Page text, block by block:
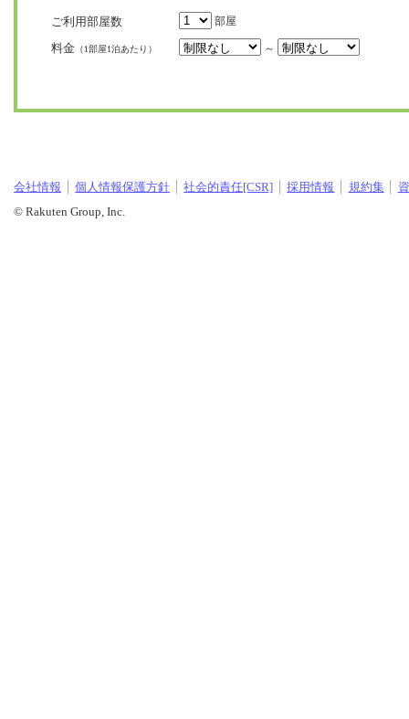
ご利用部屋数 部屋
料金 （1部屋1泊あたり） ～
会社情報 個人情報保護方針 社会的責任[CSR] 採用情報 規約集
© Rakuten Group, Inc.